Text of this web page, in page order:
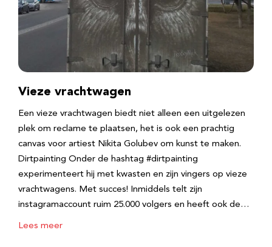
Vieze vrachtwagen
Een vieze vrachtwagen biedt niet alleen een uitgelezen
plek om reclame te plaatsen, het is ook een prachtig
canvas voor artiest Nikita Golubev om kunst te maken.
Dirtpainting Onder de hashtag #dirtpainting
experimenteert hij met kwasten en zijn vingers op vieze
vrachtwagens. Met succes! Inmiddels telt zijn
instagramaccount ruim 25.000 volgers en heeft ook de…
Lees meer